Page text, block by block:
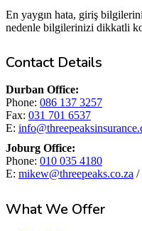
En yaygın hata, giriş
nedenle bilgilerinizi dikkatli
Contact Details
Durban Office:
Phone: 086 137 3257
Fax: 031 701 6537
E:
Joburg Office:
Phone: 010 035 4180
E: mikew@threepeaks.co.za
What We Offer